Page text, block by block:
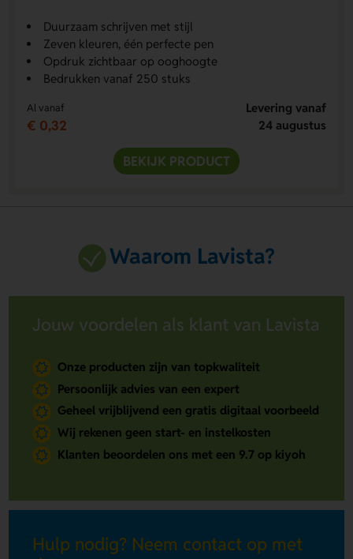
Duurzaam schrijven met stijl
Zeven kleuren, één perfecte pen
Opdruk zichtbaar op ooghoogte
Bedrukken vanaf 250 stuks
Al vanaf
€ 0,32
Levering vanaf
24 augustus
BEKIJK PRODUCT
Waarom Lavista?
Jouw voordelen als klant van Lavista
Onze producten zijn van topkwaliteit
Persoonlijk advies van een expert
Geheel vrijblijvend een gratis digitaal voorbeeld
Wij rekenen geen start- en instelkosten
Klanten beoordelen ons met een 9.7 op kiyoh
Hulp nodig? Neem contact op met